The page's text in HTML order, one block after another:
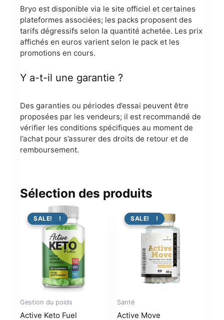
Bryo est disponible via le site officiel et certaines
plateformes associées; les packs proposent des
tarifs dégressifs selon la quantité achetée. Les prix
affichés en euros varient selon le pack et les
promotions en cours.
Y a-t-il une garantie ?
Des garanties ou périodes d’essai peuvent être
proposées par les vendeurs; il est recommandé de
vérifier les conditions spécifiques au moment de
l’achat pour s’assurer des droits de retour et de
remboursement.
Sélection des produits
PROMO !
SALE!
Gestion du poids
Active Keto Fuel
PROMO !
SALE!
Santé
Active Move